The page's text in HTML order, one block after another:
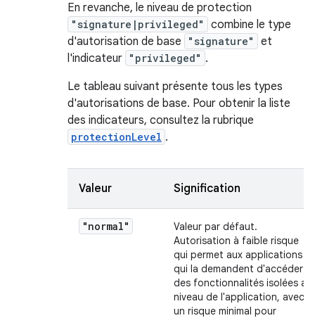
En revanche, le niveau de protection
"signature|privileged"
combine le type
d'autorisation de base
"signature"
et
l'indicateur "privileged" .
Le tableau suivant présente tous les types
d'autorisations de base. Pour obtenir la liste
des indicateurs, consultez la rubrique
protectionLevel .
Valeur Signification
"normal"
Valeur par défaut.
Autorisation à faible risque
qui permet aux applications
qui la demandent d'accéder à
des fonctionnalités isolées au
niveau de l'application, avec
un risque minimal pour